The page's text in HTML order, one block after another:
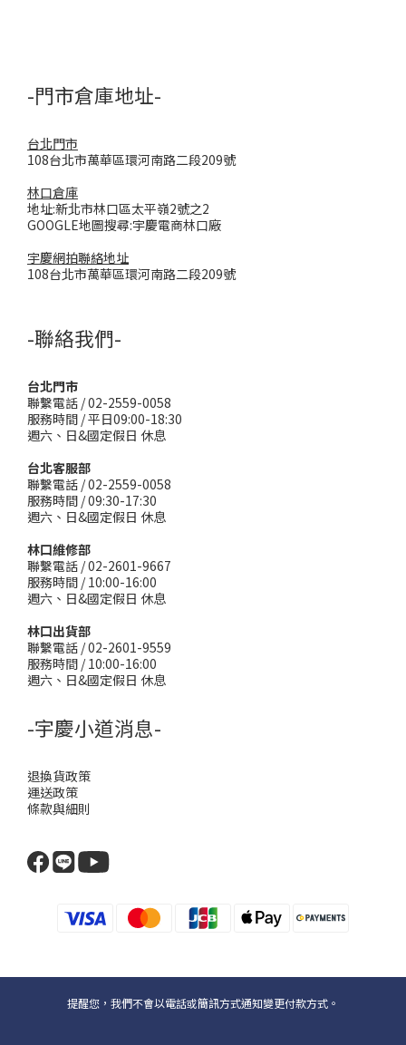
-門市倉庫地址-
台北門市
108台北市萬華區環河南路二段209號
林口倉庫
地址:新北市林口區太平嶺2號之2
GOOGLE地圖搜尋:宇慶電商林口廠
宇慶網拍聯絡地址
108台北市萬華區環河南路二段209號
-聯絡我們-
台北門市
聯繫電話 / 02-2559-0058
服務時間 / 平日09:00-18:30
週六、日&國定假日 休息
台北客服部
聯繫電話 / 02-2559-0058
服務時間 / 09:30-17:30
週六、日&國定假日 休息
林口維修部
聯繫電話 / 02-2601-9667
服務時間 / 10:00-16:00
週六、日&國定假日 休息
林口出貨部
聯繫電話 / 02-2601-9559
服務時間 / 10:00-16:00
週六、日&國定假日 休息
-宇慶小道消息-
退換貨政策
運送政策
條款與細則
提醒您，我們不會以電話或簡訊方式通知變更付款方式。